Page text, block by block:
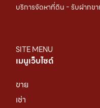
บริการจัดหาที่ดิน - รับฝากข
SITE MENU
เมนูเว็บไซต์
ขาย
เช่า